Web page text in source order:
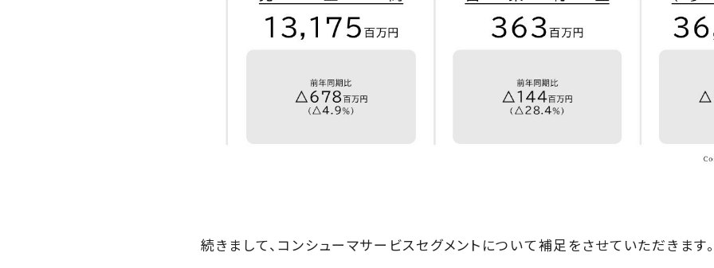
続きまして、コンシューマサービスセグメントについて補足をさせていただきます